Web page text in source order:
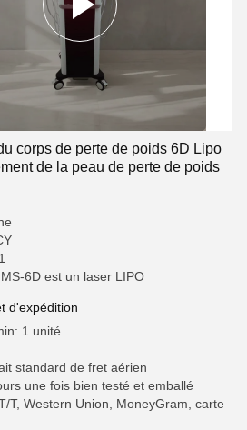
corps de perte de poids 6D Lipo
de la peau de perte de poids
6D est un laser LIPO
d'expédition
1 unité
standard de fret aérien
une fois bien testé et emballé
T, Western Union, MoneyGram, carte